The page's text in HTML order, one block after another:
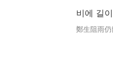
비에 길
鄭生阻雨仍